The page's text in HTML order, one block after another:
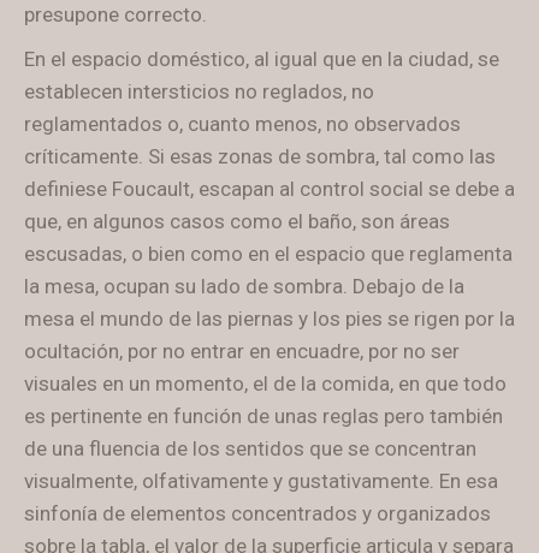
presupone correcto.
En el espacio doméstico, al igual que en la ciudad, se
establecen intersticios no reglados, no
reglamentados o, cuanto menos, no observados
críticamente. Si esas zonas de sombra, tal como las
definiese Foucault, escapan al control social se debe a
que, en algunos casos como el baño, son áreas
escusadas, o bien como en el espacio que reglamenta
la mesa, ocupan su lado de sombra. Debajo de la
mesa el mundo de las piernas y los pies se rigen por la
ocultación, por no entrar en encuadre, por no ser
visuales en un momento, el de la comida, en que todo
es pertinente en función de unas reglas pero también
de una fluencia de los sentidos que se concentran
visualmente, olfativamente y gustativamente. En esa
sinfonía de elementos concentrados y organizados
sobre la tabla, el valor de la superficie articula y separa